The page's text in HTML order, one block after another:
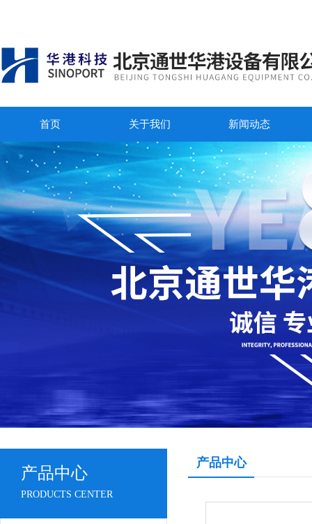
首页 关于我们 新闻动态
产品中心
PRODUCTS CENTER
产品中心